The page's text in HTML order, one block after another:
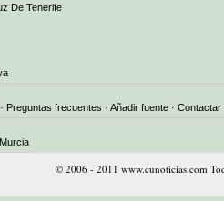
De Tenerife
· Preguntas frecuentes · Añadir fuente · Contactar
© 2006 - 2011 www.cunoticias.com